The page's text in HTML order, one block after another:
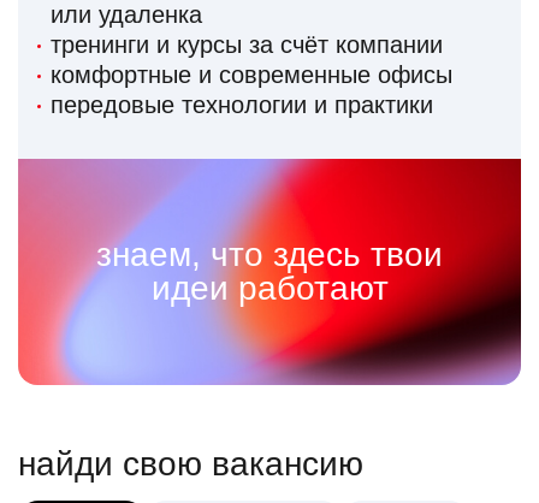
или удаленка
тренинги и курсы за счёт компании
комфортные и современные офисы
передовые технологии и практики
знаем, что здесь твои
идеи работают
найди свою вакансию